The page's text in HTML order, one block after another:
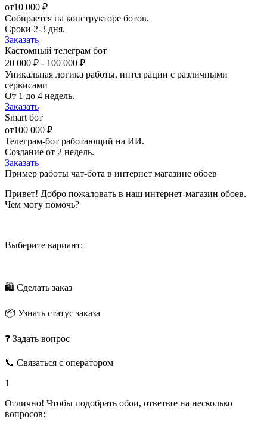
от10 000 ₽
Собирается на конструкторе ботов.
Сроки 2-3 дня.
Заказать
Кастомный телеграм бот
20 000 ₽ - 100 000 ₽
Уникальная логика работы, интеграции с различными
сервисами
От 1 до 4 недель.
Заказать
Smart бот
от100 000 ₽
Телеграм-бот работающий на ИИ.
Создание от 2 недель.
Заказать
Пример работы чат-бота в интернет магазине обоев
Привет! Добро пожаловать в наш интернет-магазин обоев.
Чем могу помочь?
Выберите вариант:
🛍 Сделать заказ
📦 Узнать статус заказа
❓ Задать вопрос
📞 Связаться с оператором
1
Отлично! Чтобы подобрать обои, ответьте на несколько
вопросов: